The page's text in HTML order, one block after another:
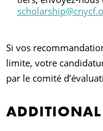
Si vos
limite, votre
par le comité
ADDITIONAL